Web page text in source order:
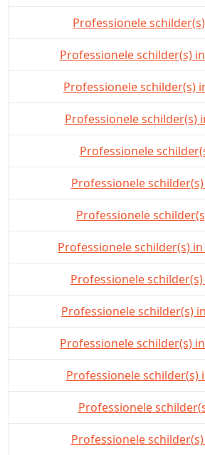
Professionele
Professionele schilder(s)
Professionele schilder(s)
Professionele schilder(s)
Professionele
Professionele
Professionele
Professionele schilder(s)
Professionele
Professionele schilder(s)
Professionele schilder(s)
Professionele schilder(s)
Professionele
Professionele